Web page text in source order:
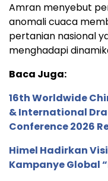
Amran menyebut
anomali cuaca
pertanian nasional
menghadapi
Baca Juga:
16th Worldwide
& International
Conference 2026
Himel Hadirkan
Kampanye Global